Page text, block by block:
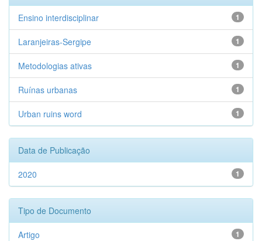
1
Ensino interdisciplinar
1
Laranjeiras-Sergipe
1
Metodologias ativas
1
Ruínas urbanas
1
Urban ruins word
Data de Publicação
1
2020
Tipo de Documento
1
Artigo